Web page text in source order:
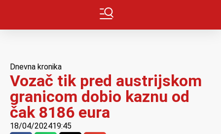
Dnevna kronika
Vozač tik pred austrijskom
granicom dobio kaznu od
čak 8186 eura
18/04/202419:45